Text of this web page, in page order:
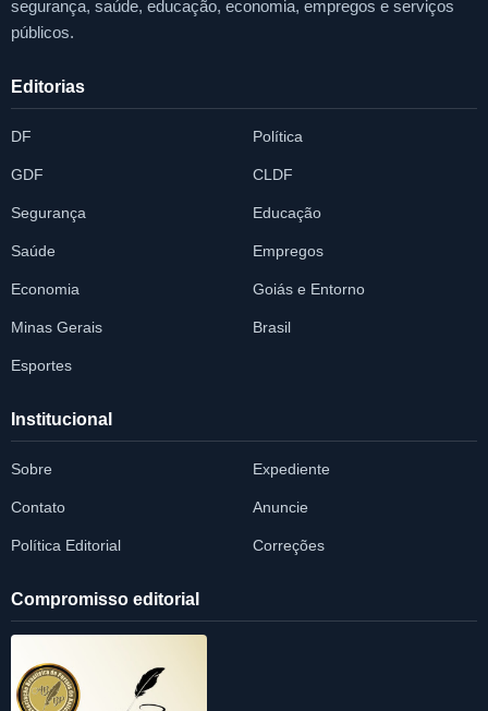
segurança, saúde, educação, economia, empregos e serviços
públicos.
Editorias
DF Política
GDF CLDF
Segurança Educação
Saúde Empregos
Economia Goiás e Entorno
Minas Gerais Brasil
Esportes
Institucional
Sobre Expediente
Contato Anuncie
Política Editorial Correções
Compromisso editorial